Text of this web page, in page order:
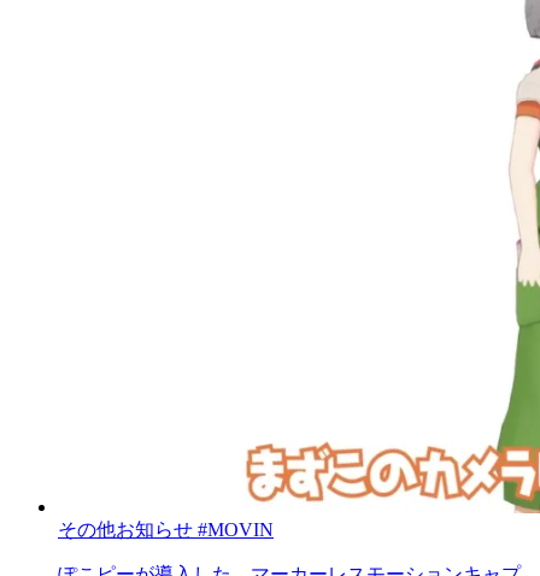
その他お知らせ #MOVIN